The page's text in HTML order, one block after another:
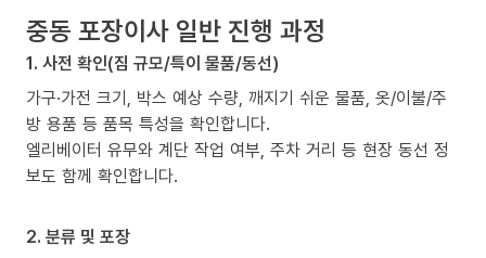
중동 포장이사 일반 진행 과정
1. 사전 확인(짐 규모/특이 물품/동선)
가구·가전 크기, 박스 예상 수량, 깨지기 쉬운 물품, 옷/이불/주
방 용품 등 품목 특성을 확인합니다.
엘리베이터 유무와 계단 작업 여부, 주차 거리 등 현장 동선 정
보도 함께 확인합니다.
2. 분류 및 포장